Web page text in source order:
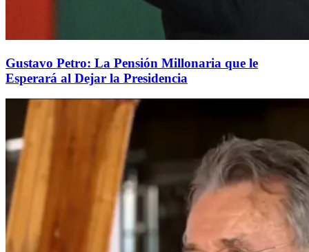
Gustavo Petro: La Pensión Millonaria que le
Esperará al Dejar la Presidencia